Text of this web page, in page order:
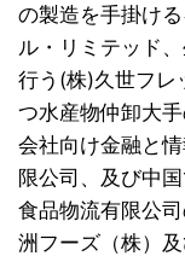
の製造を手掛け
ル・リミテッド
行う(株)久世フレ
つ水産物仲卸大
会社向け金融と
限公司、及び中
食品物流有限公
洲フーズ（株）